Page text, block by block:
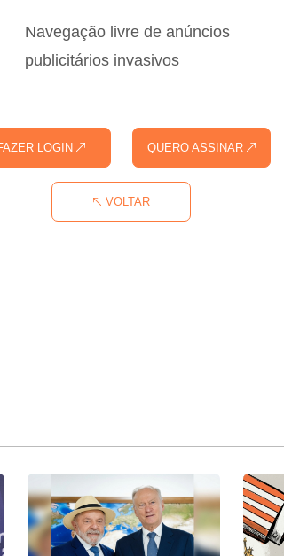
Navegação livre de anúncios
publicitários invasivos
LOGIN QUERO ASSINAR
VOLTAR